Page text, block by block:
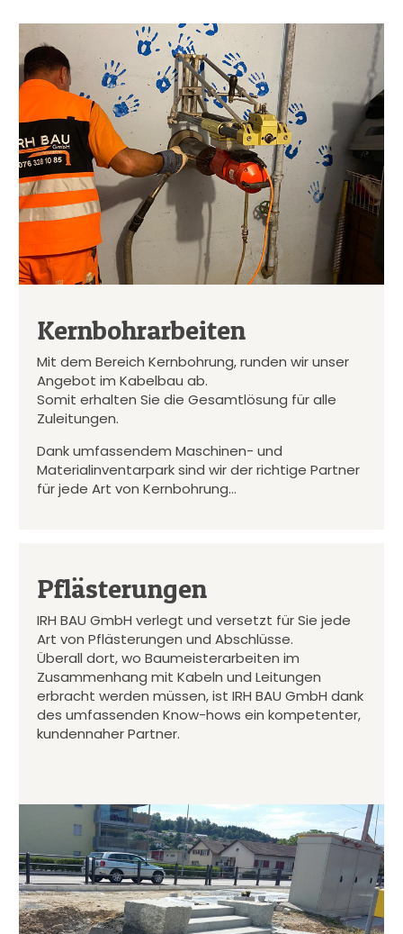
Kernbohrarbeiten
Mit dem Bereich Kernbohrung, runden wir unser
Angebot im Kabelbau ab.
Somit erhalten Sie die Gesamtlösung für alle
Zuleitungen.
Dank umfassendem Maschinen- und
Materialinventarpark sind wir der richtige Partner
für jede Art von Kernbohrung…
Pflästerungen
IRH BAU GmbH verlegt und versetzt für Sie jede
Art von Pflästerungen und Abschlüsse.
Überall dort, wo Baumeisterarbeiten im
Zusammenhang mit Kabeln und Leitungen
erbracht werden müssen, ist IRH BAU GmbH dank
des umfassenden Know-hows ein kompetenter,
kundennaher Partner.